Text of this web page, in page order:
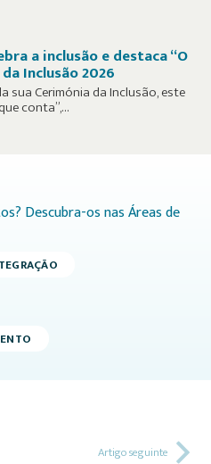
a inclusão e destaca “O
Inclusão 2026
sua Cerimónia da Inclusão, este
conta”,…
Descubra-os nas Áreas de
Artigo seguinte